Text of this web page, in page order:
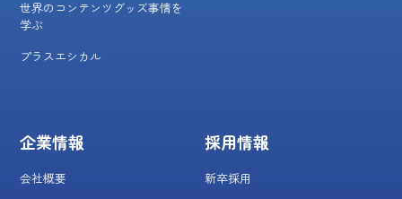
世界のコンテンツグッズ事情を
学ぶ
プラスエシカル
企業情報
会社概要
採用情報
新卒採用